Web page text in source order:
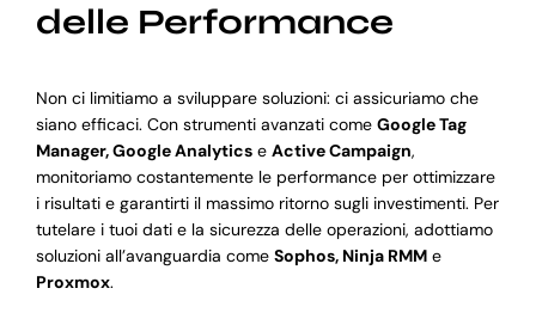
delle Performance
Non ci limitiamo a sviluppare soluzioni: ci assicuriamo che
siano efficaci. Con strumenti avanzati come Google Tag
Manager, Google Analyticse Active Campaign,
monitoriamo costantemente le performance per ottimizzare
i risultati e garantirti il massimo ritorno sugli investimenti. Per
tutelare i tuoi dati e la sicurezza delle operazioni, adottiamo
soluzioni all’avanguardia come Sophos, Ninja RMMe
Proxmox.